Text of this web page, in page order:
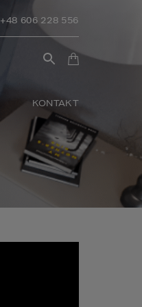
+48 606 228 556
KONTAKT